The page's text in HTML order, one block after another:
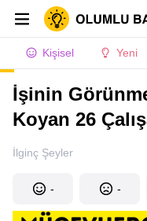
Kişisel Yeni
İşinin
Koyan 26
İlginç Şeyler
- -